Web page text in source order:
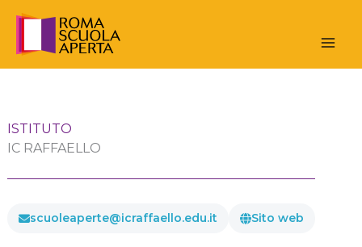
contenuto
ISTITUTO
IC RAFFAELLO
scuoleaperte@icraffaello.edu.it Sito web